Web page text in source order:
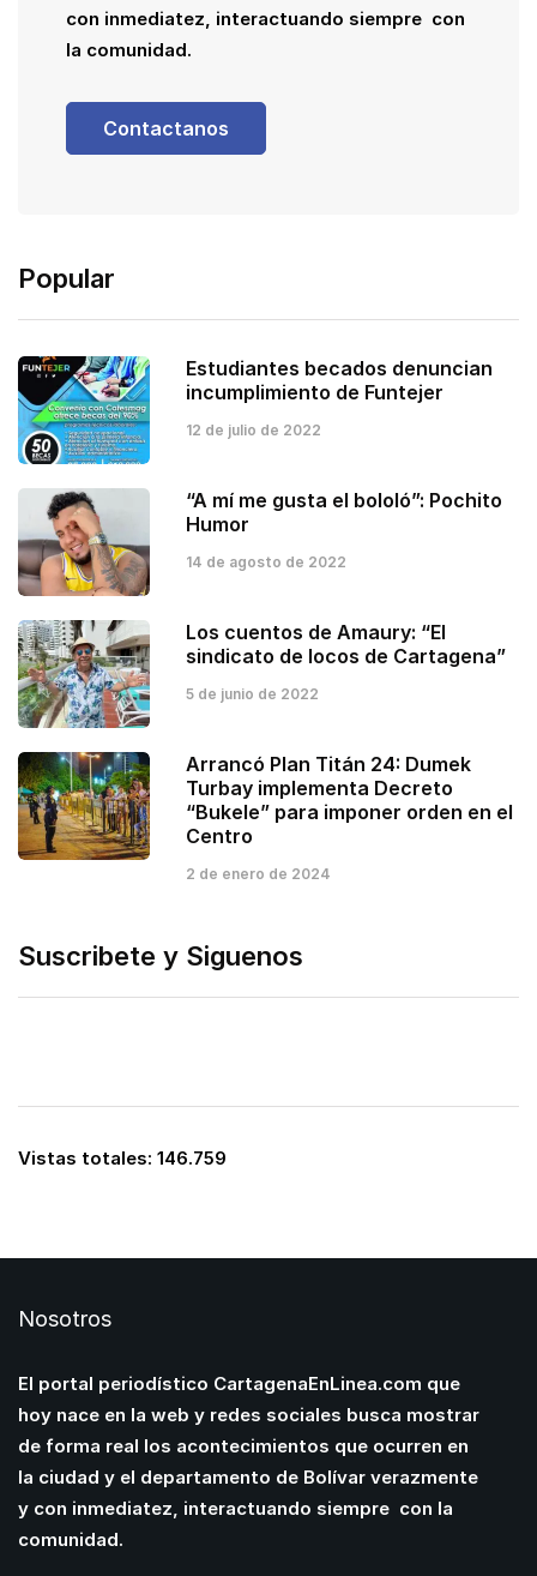
con inmediatez, interactuando siempre con
la comunidad.
Contactanos
Popular
Estudiantes becados denuncian
incumplimiento de Funtejer
12 de julio de 2022
“A mí me gusta el bololó”: Pochito
Humor
14 de agosto de 2022
Los cuentos de Amaury: “El
sindicato de locos de Cartagena”
5 de junio de 2022
Arrancó Plan Titán 24: Dumek
Turbay implementa Decreto
“Bukele” para imponer orden en el
Centro
2 de enero de 2024
Suscribete y Siguenos
Vistas totales: 146.759
Nosotros
El portal periodístico CartagenaEnLinea.com que
hoy nace en la web y redes sociales busca mostrar
de forma real los acontecimientos que ocurren en
la ciudad y el departamento de Bolívar verazmente
y con inmediatez, interactuando siempre con la
comunidad.